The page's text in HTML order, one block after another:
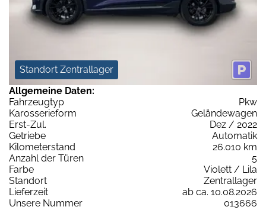
Standort Zentrallager
Allgemeine Daten:
Fahrzeugtyp
Pkw
Karosserieform
Geländewagen
Erst-Zul.
Dez / 2022
Getriebe
Automatik
Kilometerstand
26.010 km
Anzahl der Türen
5
Farbe
Violett / Lila
Standort
Zentrallager
Lieferzeit
ab ca. 10.08.2026
Unsere Nummer
013666